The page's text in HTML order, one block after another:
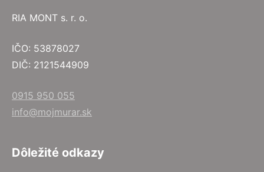
RIA MONT s. r. o.
IČO: 53878027
DIČ: 2121544909
0915 950 055
info@mojmurar.sk
Dôležité odkazy